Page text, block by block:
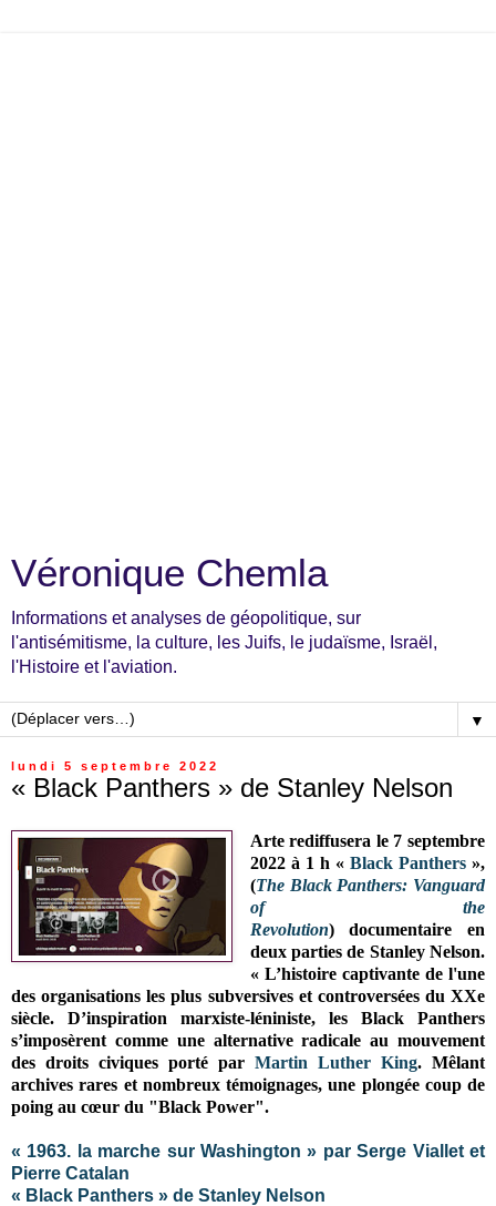
Véronique Chemla
Informations et analyses de géopolitique, sur
l'antisémitisme, la culture, les Juifs, le judaïsme, Israël,
l'Histoire et l'aviation.
▼
lundi 5 septembre 2022
« Black Panthers » de Stanley Nelson
Arte rediffusera le 7 septembre
2022 à 1 h « Black Panthers»,
(The Black Panthers: Vanguard
of the
Revolution)documentaire en
deux parties de Stanley Nelson.
« L’histoire captivante de l'une
des organisations les plus subversives et controversées du XXe
siècle. D’inspiration marxiste-léniniste, les Black Panthers
s’imposèrent comme une alternative radicale au mouvement
des droits civiques porté par Martin Luther King. Mêlant
archives rares et nombreux témoignages, une plongée coup de
poing au cœur du "Black Power".
« 1963. la marche sur Washington » par Serge Viallet et
Pierre Catalan
« Black Panthers » de Stanley Nelson